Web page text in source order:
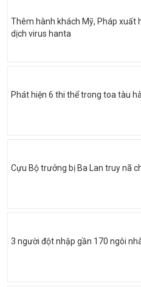
Thêm hành khách Mỹ, Pháp xuất
dịch virus hanta
Phát hiện 6 thi thể trong toa tàu
Cựu Bộ trưởng bị Ba Lan truy nã
3 người đột nhập gần 170 ngôi